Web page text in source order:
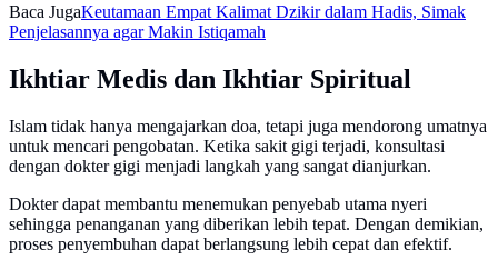
Baca JugaKeutamaan Empat Kalimat Dzikir dalam Hadis, Simak
Penjelasannya agar Makin Istiqamah
Ikhtiar Medis dan Ikhtiar Spiritual
Islam tidak hanya mengajarkan doa, tetapi juga mendorong umatnya
untuk mencari pengobatan. Ketika sakit gigi terjadi, konsultasi
dengan dokter gigi menjadi langkah yang sangat dianjurkan.
Dokter dapat membantu menemukan penyebab utama nyeri
sehingga penanganan yang diberikan lebih tepat. Dengan demikian,
proses penyembuhan dapat berlangsung lebih cepat dan efektif.